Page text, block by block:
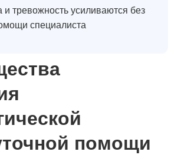
тревожность усиливаются без
специалиста
помощи